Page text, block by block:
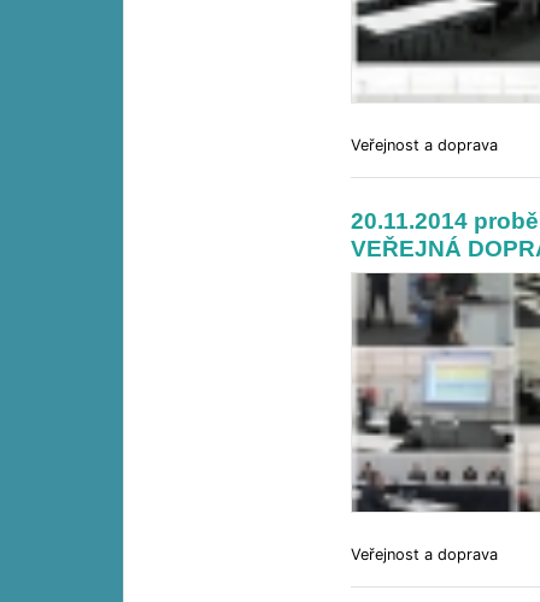
Veřejnost a doprava
20.11.2014
VEŘEJNÁ
Veřejnost a doprava